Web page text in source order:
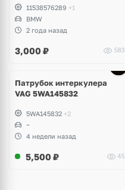
11538576289 +1
BMW
2 года назад
3,000 ₽ 583
Патрубок интеркулера
VAG 5WA145832
5WA145832 +2
~
4 недели назад
5,500 ₽ 45